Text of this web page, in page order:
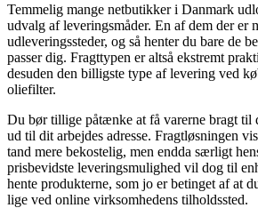
Temmelig mange netbutikker i Danmark
udvalg af leveringsmåder. En af dem der er
udleveringssteder, og så henter du bare de
passer dig. Fragttypen er altså ekstremt
desuden den billigste type af levering ved
oliefilter.
Du bør tillige påtænke at få varerne bragt
ud til dit arbejdes adresse. Fragtløsningen
tand mere bekostelig, men endda særligt
prisbevidste leveringsmulighed vil dog til
hente produkterne, som jo er betinget af at
lige ved online virksomhedens tilholdssted.